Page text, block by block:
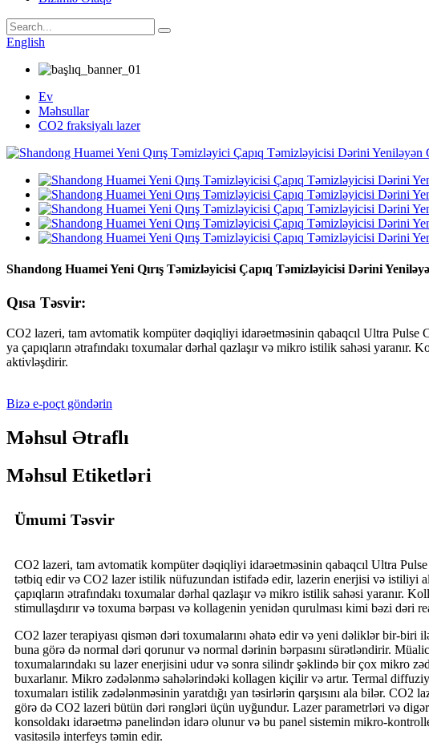
English
Ev
Məhsullar
CO2 fraksiyalı lazer
Shandong Huamei Yeni Qırış Təmizləyicisi Çapıq Təmizləyicisi Dərini
Qısa Təsvir:
CO2 lazeri, tam avtomatik kompüter dəqiqliyi idarəetməsinin qabaqcıl Ultra Pulse
ya çapıqların ətrafındakı toxumalar dərhal qazlaşır və mikro istilik sahəsi yaranır.
aktivləşdirir.
Bizə e-poçt göndərin
Məhsul Ətraflı
Məhsul Etiketləri
Ümumi Təsvir
CO2 lazeri, tam avtomatik kompüter dəqiqliyi idarəetməsinin qabaqcıl Ultra Pulse
tətbiq edir və CO2 lazer istilik nüfuzundan istifadə edir, lazerin enerjisi və istiliyi
çapıqların ətrafındakı toxumalar dərhal qazlaşır və mikro istilik sahəsi yaranır.
stimullaşdırır və toxuma bərpası və kollagenin yenidən qurulması kimi bəzi dəri
CO2 lazer terapiyası qismən dəri toxumalarını əhatə edir və yeni dəliklər bir-biri
buna görə də normal dəri qorunur və normal dərinin bərpasını sürətləndirir.
toxumalarındakı su lazer enerjisini udur və sonra silindr şəklində bir çox mikro
buxarlanır. Mikro zədələnmə sahələrindəki kollagen kiçilir və artır. Termal
toxumaları istilik zədələnməsinin yaratdığı yan təsirlərin qarşısını ala bilər. CO2
görə də CO2 lazeri bütün dəri rəngləri üçün uyğundur. Lazer parametrləri və
konsoldakı idarəetmə panelindən idarə olunur və bu panel sistemin mikro-
vasitəsilə interfeys təmin edir.